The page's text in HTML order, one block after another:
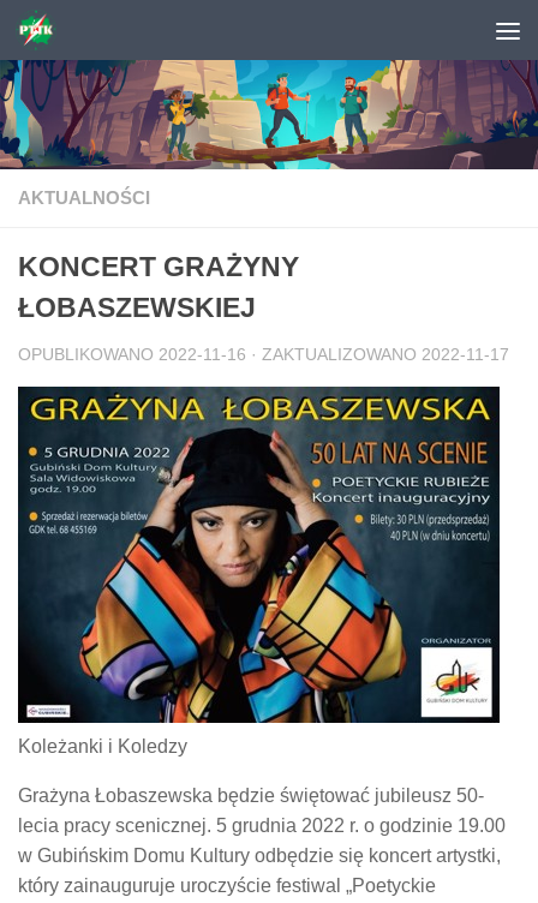
Skip to content
AKTUALNOŚCI
KONCERT GRAŻYNY
ŁOBASZEWSKIEJ
OPUBLIKOWANO 2022-11-16 · ZAKTUALIZOWANO 2022-11-17
Koleżanki i Koledzy
Grażyna Łobaszewska będzie świętować jubileusz 50-
lecia pracy scenicznej. 5 grudnia 2022 r. o godzinie 19.00
w Gubińskim Domu Kultury odbędzie się koncert artystki,
który zainauguruje uroczyście festiwal „Poetyckie